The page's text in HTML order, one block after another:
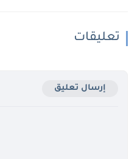
تعليقات
إرسال تعليق